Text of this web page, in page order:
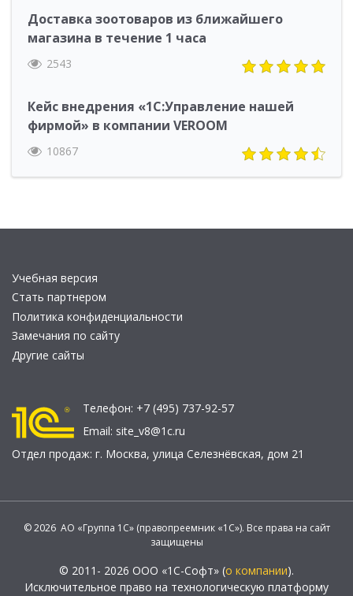
Доставка зоотоваров из ближайшего
магазина в течение 1 часа
2543
Кейс внедрения «1С:Управление нашей
фирмой» в компании VEROOM
10867
Учебная версия
Стать партнером
Политика конфиденциальности
Замечания по сайту
Другие сайты
Телефон: +7 (495) 737-92-57
Email: site_v8@1c.ru
Отдел продаж: г. Москва, улица Селезнёвская, дом 21
© 2026 АО «Группа 1С» (правопреемник «1С»). Все права на сайт
защищены
© 2011- 2026 ООО «1С-Софт» (о компании).
Исключительное право на технологическую платформу